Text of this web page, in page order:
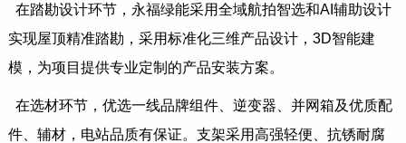
在踏勘设计环节，永福绿能采用全域航拍智选和AI辅助设计
实现屋顶精准踏勘，采用标准化三维产品设计，3D智能建
模，为项目提供专业定制的产品安装方案。
在选材环节，优选一线品牌组件、逆变器、并网箱及优质配
件、辅材，电站品质有保证。支架采用高强轻便、抗锈耐腐